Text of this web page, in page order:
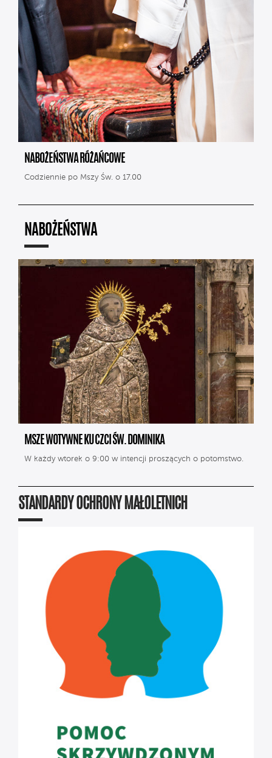
NABOŻEŃSTWA RÓŻAŃCOWE
Codziennie po Mszy Św. o 17.00
NABOŻEŃSTWA
MSZE WOTYWNE KU CZCI ŚW. DOMINIKA
W każdy wtorek o 9:00 w intencji proszących o potomstwo.
STANDARDY OCHRONY MAŁOLETNICH